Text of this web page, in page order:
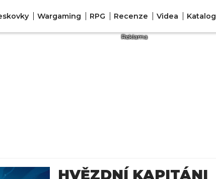
Wargaming RPG Recenze Videa Katalog
HVĚZDNÍ KAPITÁNI